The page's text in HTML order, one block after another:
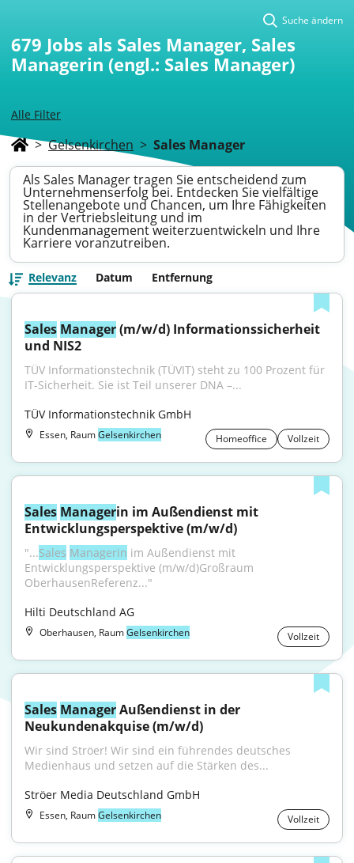
Alle Filter
Suche ändern
679 Jobs als Sales Manager, Sales
Managerin (engl.: Sales Manager)
> Gelsenkirchen > Sales Manager
Als Sales Manager tragen Sie entscheidend zum
Unternehmenserfolg bei. Entdecken Sie vielfältige
Stellenangebote und Chancen, um Ihre Fähigkeiten
in der Vertriebsleitung und im
Kundenmanagement weiterzuentwickeln und Ihre
Karriere voranzutreiben.
Relevanz Datum Entfernung
Sales Manager (m/w/d) Informationssicherheit
und NIS2
TÜV Informationstechnik (TÜVIT) steht zu 100 Prozent für
IT-Sicherheit. Sie ist Teil unserer DNA –...
TÜV Informationstechnik GmbH
Essen, RaumGelsenkirchen Homeoffice Vollzeit
Sales Managerin im Außendienst mit
Entwicklungsperspektive (m/w/d)
"...Sales Managerin im Außendienst mit
Entwicklungsperspektive (m/w/d)Großraum
OberhausenReferenz..."
Hilti Deutschland AG
Oberhausen, RaumGelsenkirchen Vollzeit
Sales Manager Außendienst in der
Neukundenakquise (m/w/d)
Wir sind Ströer! Wir sind ein führendes deutsches
Medienhaus und setzen auf die Stärken des...
Ströer Media Deutschland GmbH
Essen, RaumGelsenkirchen Vollzeit